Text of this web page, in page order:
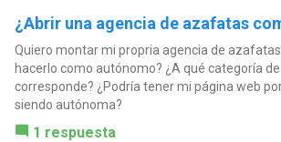
¿Abrir una agencia de azafatas
Quiero montar mi propria agencia de
hacerlo como autónomo? ¿A qué categoría
corresponde? ¿Podría tener mi página web
siendo autónoma?
1 respuesta